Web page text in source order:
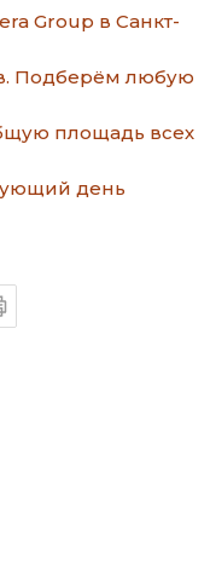
Group в Санкт-
Подберём любую
площадь всех
день